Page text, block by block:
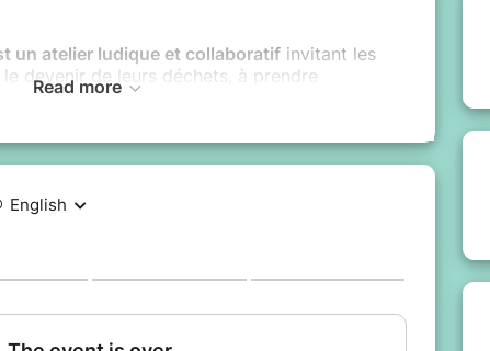
un atelier ludique et collaboratif invitant les
devenir de leurs déchets, à prendre
leurs habitudes de consommation et à réfléchir
collectés ? Comment sont-ils traités ?
des déchets ? Qu’est-ce que le lixiviat ?
à travers le prisme des déchets tout en
pratiques de tri et de prévention.
Read more